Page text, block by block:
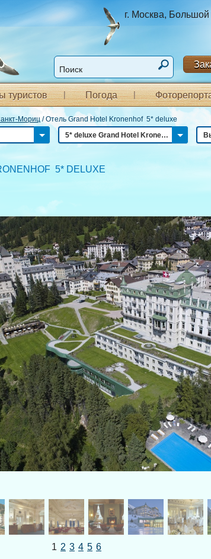
г. Москва,
туристов Погода
Мориц/Отель Grand Hotel Kronenhof 5* deluxe
5* deluxe Grand Hotel Kronenhof
5* DELUXE
1 2 3 4 5 6